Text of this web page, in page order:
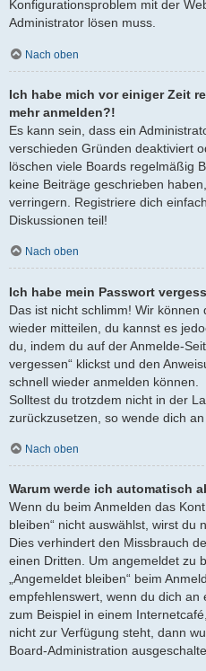
Konfigurationsproblem mit der
Administrator lösen muss.
Nach oben
Ich habe mich vor einiger Zeit
mehr anmelden?!
Es kann sein, dass ein
verschieden Gründen deaktiviert
löschen viele Boards regelmäßig
keine Beiträge geschrieben
verringern. Registriere dich
Diskussionen teil!
Nach oben
Ich habe mein Passwort
Das ist nicht schlimm! Wir
wieder mitteilen, du kannst es
du, indem du auf der Anmelde-
vergessen“ klickst und den
schnell wieder anmelden können.
Solltest du trotzdem nicht in der
zurückzusetzen, so wende dich
Nach oben
Warum werde ich automatisch
Wenn du beim Anmelden das
bleiben“ nicht auswählst, wirst du
Dies verhindert den Missbrauch
einen Dritten. Um angemeldet zu
„Angemeldet bleiben“ beim
empfehlenswert, wenn du dich an
zum Beispiel in einem
nicht zur Verfügung steht, dann
Board-Administration